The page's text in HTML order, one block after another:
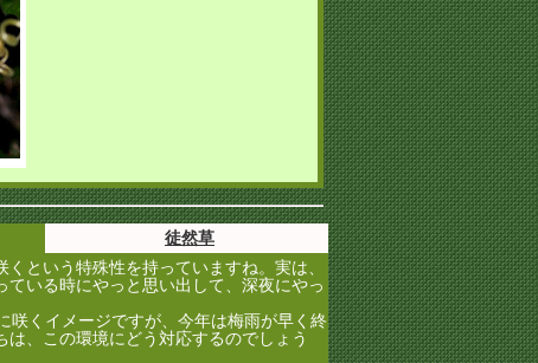
徒然草
という特殊性を持っていますね。実は、
いる時にやっと思い出して、深夜にやっ
くイメージですが、今年は梅雨が早く終
、この環境にどう対応するのでしょう